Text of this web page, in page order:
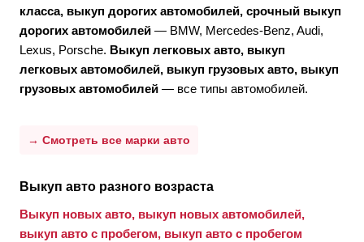
класса, выкуп дорогих автомобилей, срочный выкуп
дорогих автомобилей — BMW, Mercedes-Benz, Audi,
Lexus, Porsche. Выкуп легковых авто, выкуп
легковых автомобилей, выкуп грузовых авто, выкуп
грузовых автомобилей — все типы автомобилей.
→ Смотреть все марки авто
Выкуп авто разного возраста
Выкуп новых авто, выкуп новых автомобилей,
выкуп авто с пробегом, выкуп авто с пробегом